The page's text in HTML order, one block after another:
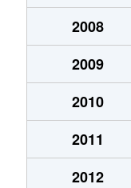
2008
2009
2010
2011
2012